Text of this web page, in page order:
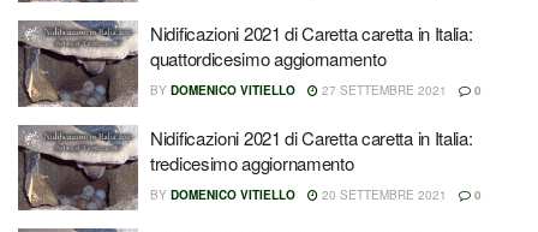
Nidificazioni 2021 di Caretta caretta in Italia:
quattordicesimo aggiornamento
BY DOMENICO VITIELLO 27 SETTEMBRE 2021 0
Nidificazioni 2021 di Caretta caretta in Italia:
tredicesimo aggiornamento
BY DOMENICO VITIELLO 20 SETTEMBRE 2021 0